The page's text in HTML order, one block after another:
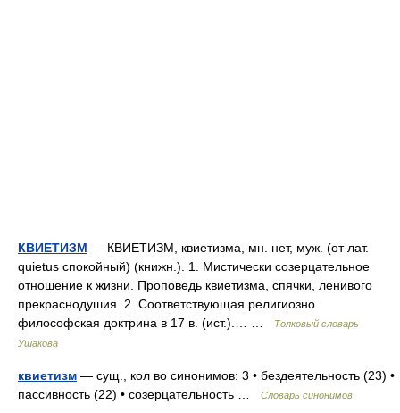
КВИЕТИЗМ — КВИЕТИЗМ, квиетизма, мн. нет, муж. (от лат.
quietus спокойный) (книжн.). 1. Мистически созерцательное
отношение к жизни. Проповедь квиетизма, спячки, ленивого
прекраснодушия. 2. Соответствующая религиозно
философская доктрина в 17 в. (ист.).… …
Толковый словарь
Ушакова
квиетизм — сущ., кол во синонимов: 3 • бездеятельность (23) •
пассивность (22) • созерцательность …
Словарь синонимов